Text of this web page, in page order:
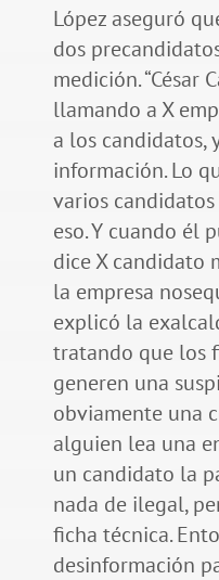
López aseguró
dos
medición. “César
llamando a X
a los candidatos,
información. Lo
varios
eso. Y cuando él
dice X candidato
la empresa
explicó la
tratando que los
generen una
obviamente una
alguien lea una
un candidato la
nada de ilegal,
ficha técnica.
desinformación